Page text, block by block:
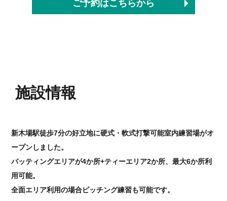
ご予約はこちらから
施設情報
新木場駅徒歩7分の好立地に硬式・軟式打撃可能室内練習場がオ
ープンしました。
バッティングエリアが4か所+ティーエリア2か所、最大6か所利
用可能。
全面エリア利用の場合ピッチング練習も可能です。